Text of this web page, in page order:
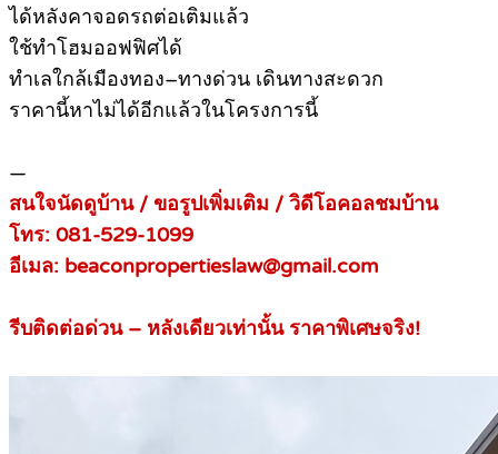
ได้หลังคาจอดรถต่อเติมแล้ว
ใช้ทำโฮมออฟฟิศได้
ทำเลใกล้เมืองทอง–ทางด่วน เดินทางสะดวก
ราคานี้หาไม่ได้อีกแล้วในโครงการนี้
—
สนใจนัดดูบ้าน / ขอรูปเพิ่มเติม / วิดีโอคอลชมบ้าน
โทร: 081-529-1099
อีเมล: beaconpropertieslaw@gmail.com
รีบติดต่อด่วน – หลังเดียวเท่านั้น ราคาพิเศษจริง!